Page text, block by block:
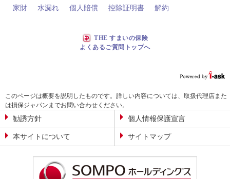
家財 水漏れ 個人賠償 控除証明書 解約
THE すまいの保険
よくあるご質問トップへ
このページは概要を説明したものです。詳しい内容については、取扱代理店また
は損保ジャパンまでお問い合わせください。
勧誘方針 個人情報保護宣言
本サイトについて サイトマップ